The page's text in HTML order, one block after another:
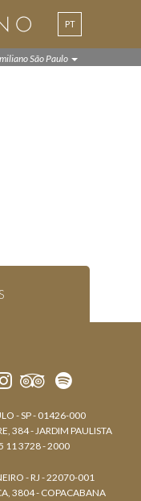
PT
EN
São Paulo
- SP - 01426-000
384 - JARDIM PAULISTA
11 3728 - 2000
- RJ - 22070-001
3804 - COPACABANA